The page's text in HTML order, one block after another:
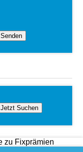
Jetzt Suchen